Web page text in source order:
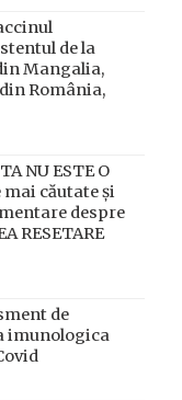
de la
Mangalia,
România,
NU ESTE O
mai căutate și
despre
RESETARE
de
imunologica